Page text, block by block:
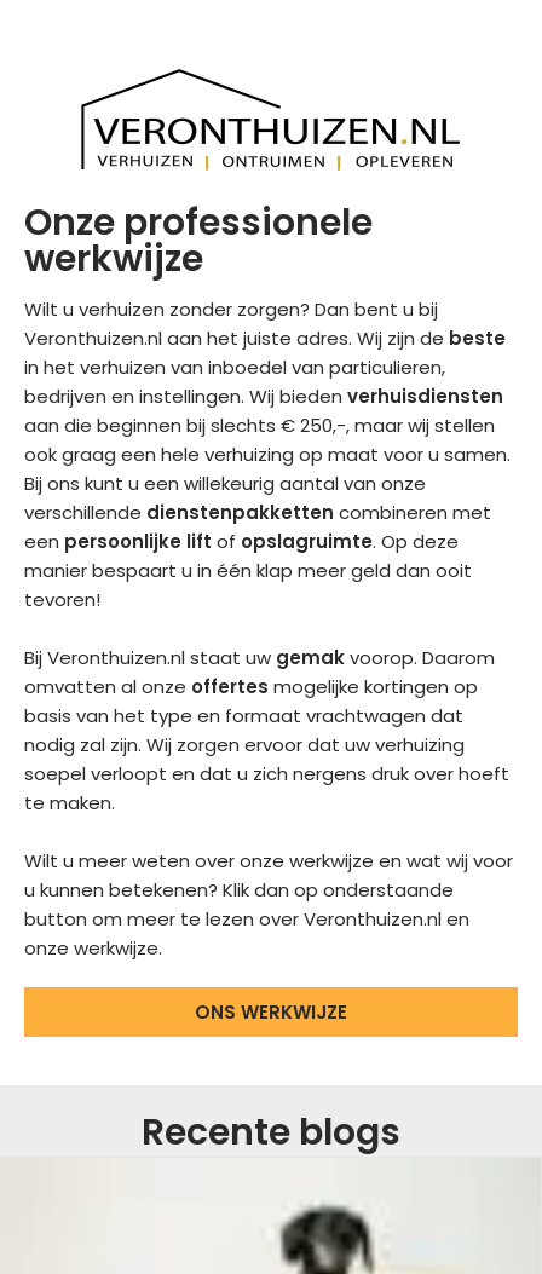
Onze professionele
werkwijze
Wilt u verhuizen zonder zorgen? Dan bent u bij
Veronthuizen.nl aan het juiste adres. Wij zijn de beste
in het verhuizen van inboedel van particulieren,
bedrijven en instellingen. Wij bieden verhuisdiensten
aan die beginnen bij slechts € 250,-, maar wij stellen
ook graag een hele verhuizing op maat voor u samen.
Bij ons kunt u een willekeurig aantal van onze
verschillende dienstenpakketten combineren met
een persoonlijke lift of opslagruimte. Op deze
manier bespaart u in één klap meer geld dan ooit
tevoren!
Bij Veronthuizen.nl staat uw gemakvoorop. Daarom
omvatten al onze offertes mogelijke kortingen op
basis van het type en formaat vrachtwagen dat
nodig zal zijn. Wij zorgen ervoor dat uw verhuizing
soepel verloopt en dat u zich nergens druk over hoeft
te maken.
Wilt u meer weten over onze werkwijze en wat wij voor
u kunnen betekenen? Klik dan op onderstaande
button om meer te lezen over Veronthuizen.nl en
onze werkwijze.
ONS WERKWIJZE
Recente blogs